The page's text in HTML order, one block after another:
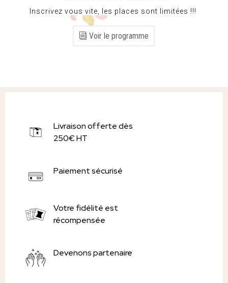
Inscrivez vous vite, les places sont limitées !!!
Voir le programme
Livraison offerte dès
250€ HT
Paiement sécurisé
Votre fidélité est
récompensée
Devenons partenaire